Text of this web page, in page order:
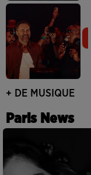
+ DE MUSIQUE
Paris News